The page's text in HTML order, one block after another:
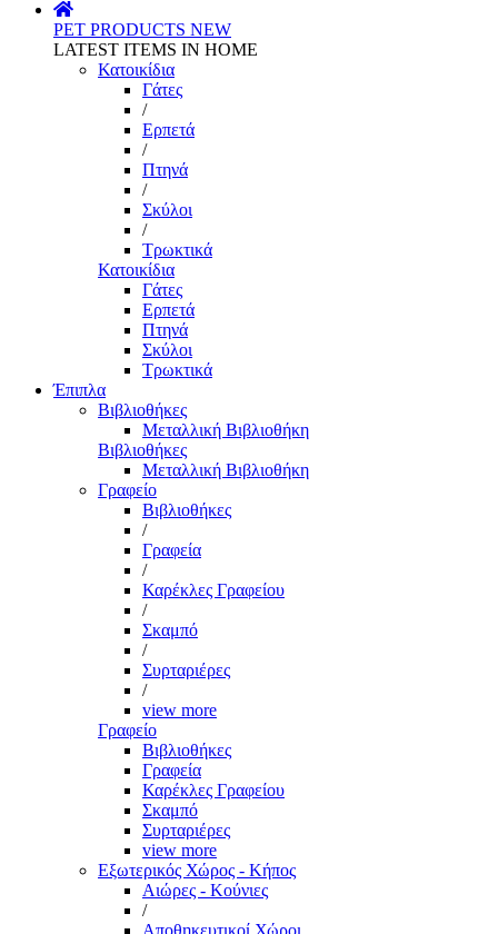
PET PRODUCTS NEW
LATEST ITEMS IN HOME
Κατοικίδια
Γάτες
/
Ερπετά
/
Πτηνά
/
Σκύλοι
/
Τρωκτικά
Κατοικίδια
Γάτες
Ερπετά
Πτηνά
Σκύλοι
Τρωκτικά
Έπιπλα
Βιβλιοθήκες
Μεταλλική Βιβλιοθήκη
Βιβλιοθήκες
Μεταλλική Βιβλιοθήκη
Γραφείο
Βιβλιοθήκες
/
Γραφεία
/
Καρέκλες Γραφείου
/
Σκαμπό
/
Συρταριέρες
/
view more
Γραφείο
Βιβλιοθήκες
Γραφεία
Καρέκλες Γραφείου
Σκαμπό
Συρταριέρες
view more
Εξωτερικός Χώρος - Κήπος
Αιώρες - Κούνιες
/
Αποθηκευτικοί Χώροι